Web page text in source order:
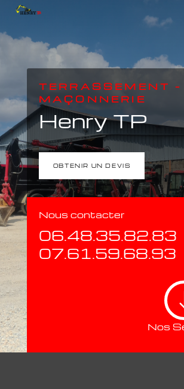
TERRASSEMENT –
MAÇONNERIE
Henry TP
OBTENIR UN DEVIS
Nous contacter
06.48.35.82.83
07.61.59.68.93
Nos